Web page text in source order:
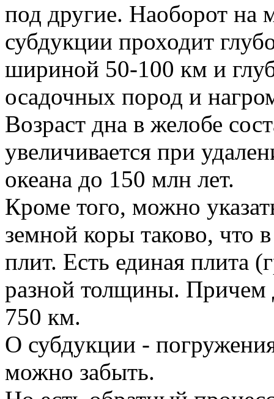
под другие. Наоборот на
субдукции проходит
шириной 50-100 км и
осадочных пород и
Возраст дна в желобе
увеличивается при
океана до 150 млн лет.
Кроме того, можно
земной коры таково, что
плит. Есть единая плита
разной толщины. Причем
750 км.
О субдукции -
можно забыть.